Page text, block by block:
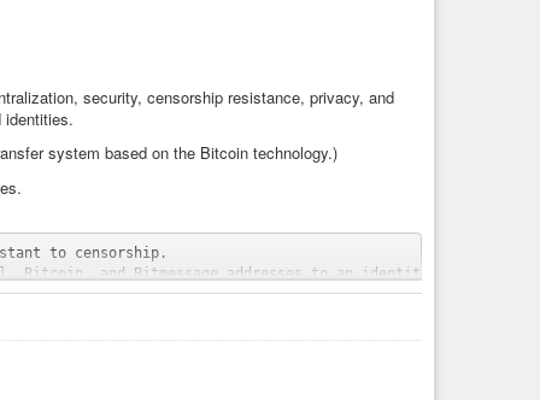
security, censorship resistance, privacy, and
identities.
system based on the Bitcoin technology.)
to censorship.
Bitcoin, and Bitmessage addresses to an identity of your
consensus.